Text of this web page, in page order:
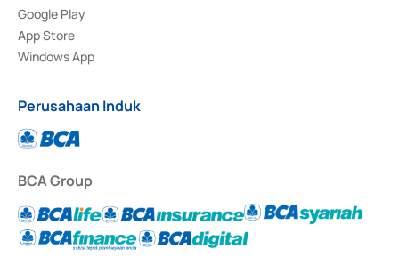
Google Play
App Store
Windows App
Perusahaan Induk
BCA Group